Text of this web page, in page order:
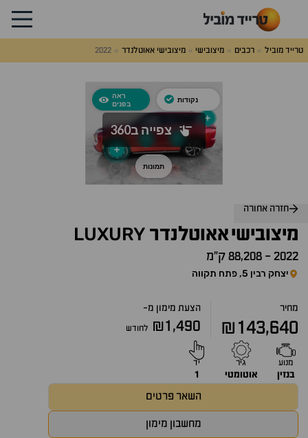
טרייד מוביל רכבים מיצובישי מיצובישי אאוטלנדר 2022
חזרה אחורה
מיצובישיאאוטלנדר LUXURY
2022
- 88,208 ק״מ
יצחק רבין 5, פתח תקווה
מחיר
₪143,640
הצעת מימון מ-
₪1,490 לחודש
מנוע
בנזין
גיר
אוטומטי
יד
1
השאר פרטים
מחשבון מימון